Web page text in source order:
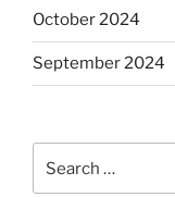
October 2024
September 2024
for: